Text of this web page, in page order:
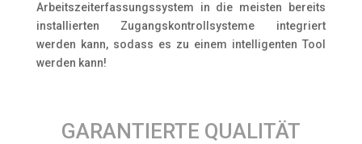
Arbeitszeiterfassungssystem in die meisten bereits
installierten Zugangskontrollsysteme integriert
werden kann, sodass es zu einem intelligenten Tool
werden kann!
GARANTIERTE QUALITÄT